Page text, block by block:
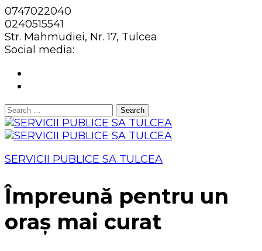
0747022040
0240515541
Str. Mahmudiei, Nr. 17, Tulcea
Social media:
Search
for:
SERVICII PUBLICE SA TULCEA
Împreună pentru un
oraș mai curat